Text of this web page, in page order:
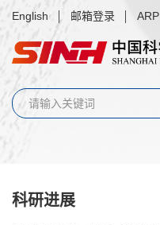
English 邮箱登录 ARP
科研进展